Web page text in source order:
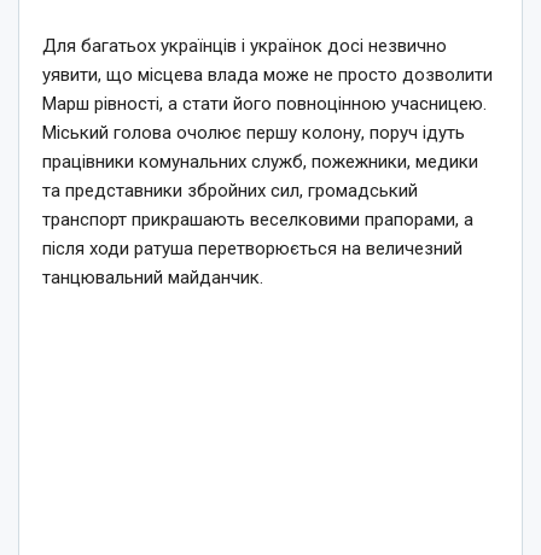
Для багатьох українців і українок досі незвично
уявити, що місцева влада може не просто дозволити
Марш рівності, а стати його повноцінною учасницею.
Міський голова очолює першу колону, поруч ідуть
працівники комунальних служб, пожежники, медики
та представники збройних сил, громадський
транспорт прикрашають веселковими прапорами, а
після ходи ратуша перетворюється на величезний
танцювальний майданчик.